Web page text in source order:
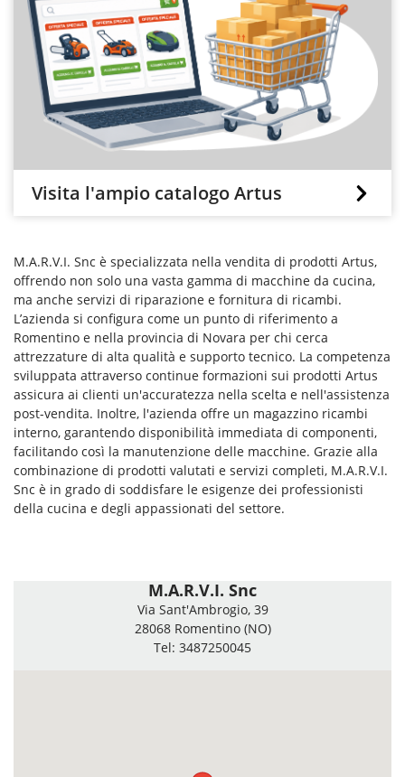
Visita l'ampio catalogo Artus
M.A.R.V.I. Snc è specializzata nella vendita di prodotti Artus,
offrendo non solo una vasta gamma di macchine da cucina,
ma anche servizi di riparazione e fornitura di ricambi.
L’azienda si configura come un punto di riferimento a
Romentino e nella provincia di Novara per chi cerca
attrezzature di alta qualità e supporto tecnico. La competenza
sviluppata attraverso continue formazioni sui prodotti Artus
assicura ai clienti un'accuratezza nella scelta e nell'assistenza
post-vendita. Inoltre, l'azienda offre un magazzino ricambi
interno, garantendo disponibilità immediata di componenti,
facilitando così la manutenzione delle macchine. Grazie alla
combinazione di prodotti valutati e servizi completi, M.A.R.V.I.
Snc è in grado di soddisfare le esigenze dei professionisti
della cucina e degli appassionati del settore.
M.A.R.V.I. Snc
Via Sant'Ambrogio, 39
28068 Romentino (NO)
Tel: 3487250045